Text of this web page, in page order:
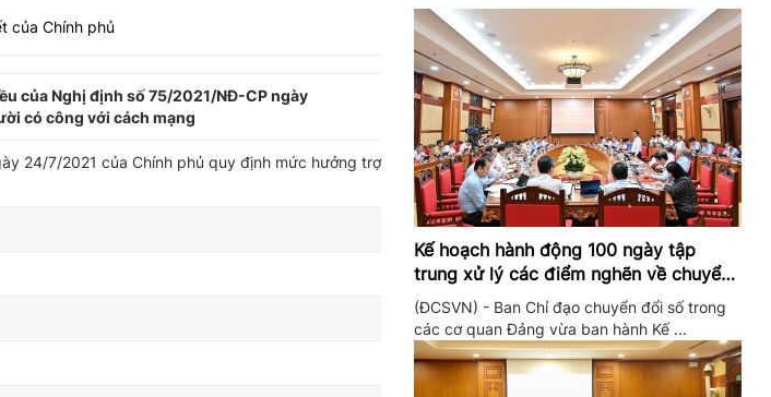
của Chính phủ
của Nghị định số 75/2021/NĐ-CP ngày
có công với cách mạng
24/7/2021 của Chính phủ quy định mức hưởng trợ
Kế hoạch hành động 100 ngày tập
trung xử lý các điểm nghẽn về chuyển
đổi số trong các cơ quan Đảng
(ĐCSVN) - Ban Chỉ đạo chuyển đổi số trong
các cơ quan Đảng vừa ban hành Kế ...